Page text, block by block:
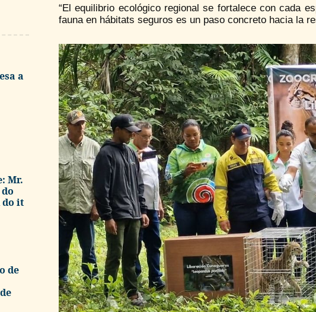
a
Mr.
do it
de
“El equilibrio ecológico regional se fortalece con cada
fauna en hábitats seguros es un paso concreto hacia la